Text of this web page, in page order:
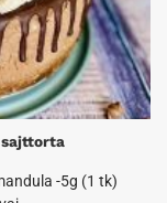
-5g (1 tk)